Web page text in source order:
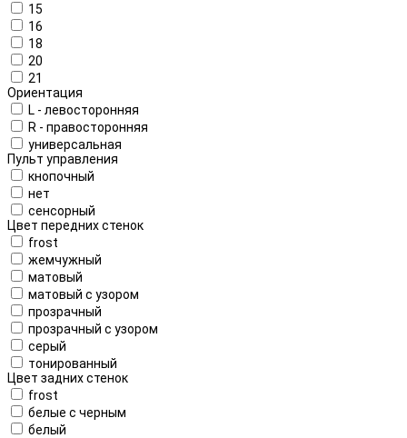
15
16
18
20
21
Ориентация
L - левосторонняя
R - правосторонняя
универсальная
Пульт управления
кнопочный
нет
сенсорный
Цвет передних стенок
frost
жемчужный
матовый
матовый с узором
прозрачный
прозрачный с узором
серый
тонированный
Цвет задних стенок
frost
белые с черным
белый